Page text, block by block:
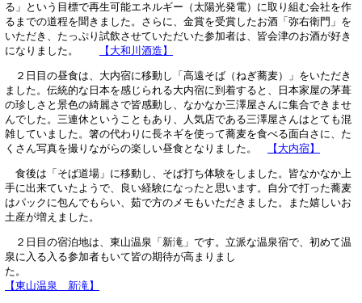
る」という目標で再生可能エネルギー（太陽光発電）に取り組む会社を作
るまでの道程を聞きました。さらに、金賞を受賞したお酒「弥右衛門」を
いただき、たっぷり試飲させていただいた参加者は、皆会津のお酒が好き
になりました。
【大和川酒造】
２日目の昼食は、大内宿に移動し「高遠そば（ねぎ蕎麦）」をいただき
ました。伝統的な日本を感じられる大内宿に到着すると、日本家屋の茅葺
の珍しさと景色の綺麗さで皆感動し、なかなか三澤屋さんに集合できませ
んでした。三連休ということもあり、人気店である三澤屋さんはとても混
雑していました。箸の代わりに長ネギを使って蕎麦を食べる面白さに、た
くさん写真を撮りながらの楽しい昼食となりました。
【大内宿】
食後は「そば道場」に移動し、そば打ち体験をしました。皆なかなか上
手に出来ていたようで、良い経験になったと思います。自分で打った蕎麦
はパックに包んでもらい、茹で方のメモもいただきました。また嬉しいお
土産が増えました。
２日目の宿泊地は、東山温泉「新滝」です。立派な温泉宿で、初めて温
泉に入る入る参加者もいて皆の期待が高まりまし
た
【東山温泉 新滝】